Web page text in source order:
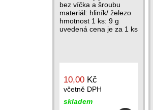
bez víčka a šroubu
materiál: hliník/ železo
hmotnost 1 ks: 9 g
uvedená cena je za 1 ks
10,00 Kč
včetně DPH
skladem